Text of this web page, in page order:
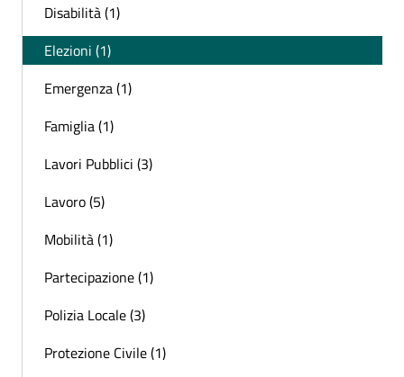
Disabilità (1)
Elezioni (1)
Emergenza (1)
Famiglia (1)
Lavori Pubblici (3)
Lavoro (5)
Mobilità (1)
Partecipazione (1)
Polizia Locale (3)
Protezione Civile (1)